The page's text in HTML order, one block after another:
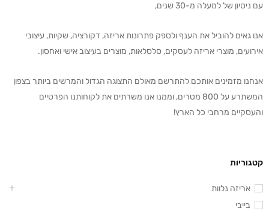
עם ניסיון של למעלה מ-30 שנים,
אנו גאים להוביל את הענף ולספק פתרונות אריזה, דקורציה, שקיות, עיצובי
אירועים, מוצרי אריזה לעסקים, סלסלאות, מוצרים בעיצוב אישי ואחסון.
אנחנו מזמינים אותכם להתרשם מאולם התצוגה הגדול והמרשים ביותר בצפון
המשתרע על 800 מטרים, וממנו אנו משרתים את לקוחותנו הפרטיים
והעסקיים מרחבי כל הארץ!
קטגוריות
אריזה נלוות
בייבי